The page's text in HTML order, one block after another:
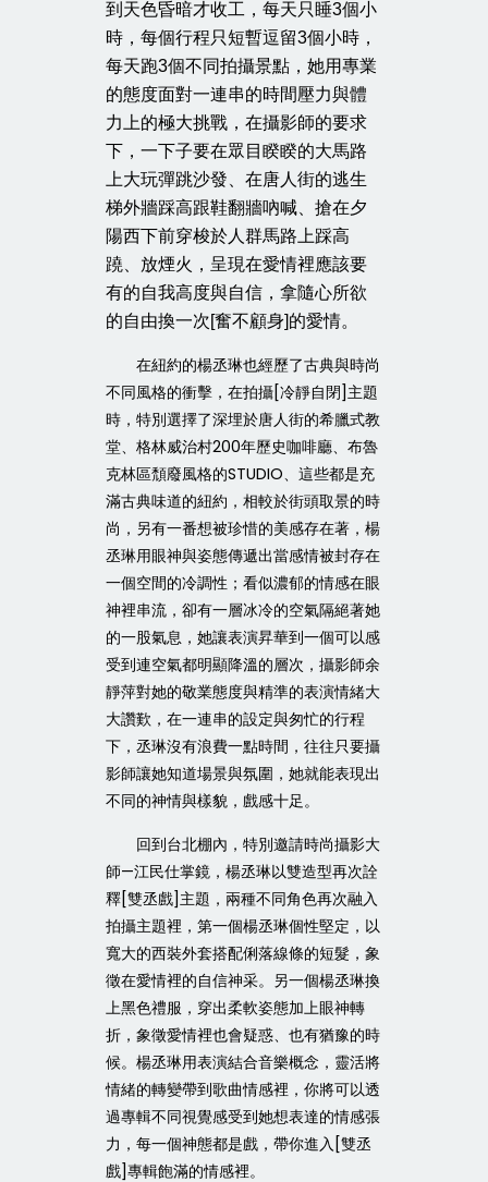
到天色昏暗才收工，每天只睡3個小
時，每個行程只短暫逗留3個小時，
每天跑3個不同拍攝景點，她用專業
的態度面對一連串的時間壓力與體
力上的極大挑戰，在攝影師的要求
下，一下子要在眾目睽睽的大馬路
上大玩彈跳沙發、在唐人街的逃生
梯外牆踩高跟鞋翻牆吶喊、搶在夕
陽西下前穿梭於人群馬路上踩高
蹺、放煙火，呈現在愛情裡應該要
有的自我高度與自信，拿隨心所欲
的自由換一次[奮不顧身]的愛情。
在紐約的楊丞琳也經歷了古典與時尚
不同風格的衝擊，在拍攝[冷靜自閉]主題
時，特別選擇了深埋於唐人街的希臘式教
堂、格林威治村200年歷史咖啡廳、布魯
克林區頹廢風格的STUDIO、這些都是充
滿古典味道的紐約，相較於街頭取景的時
尚，另有一番想被珍惜的美感存在著，楊
丞琳用眼神與姿態傳遞出當感情被封存在
一個空間的冷調性；看似濃郁的情感在眼
神裡串流，卻有一層冰冷的空氣隔絕著她
的一股氣息，她讓表演昇華到一個可以感
受到連空氣都明顯降溫的層次，攝影師余
靜萍對她的敬業態度與精準的表演情緒大
大讚歎，在一連串的設定與匆忙的行程
下，丞琳沒有浪費一點時間，往往只要攝
影師讓她知道場景與氛圍，她就能表現出
不同的神情與樣貌，戲感十足。
回到台北棚內，特別邀請時尚攝影大
師—江民仕掌鏡，楊丞琳以雙造型再次詮
釋[雙丞戲]主題，兩種不同角色再次融入
拍攝主題裡，第一個楊丞琳個性堅定，以
寬大的西裝外套搭配俐落線條的短髮，象
徵在愛情裡的自信神采。另一個楊丞琳換
上黑色禮服，穿出柔軟姿態加上眼神轉
折，象徵愛情裡也會疑惑、也有猶豫的時
候。楊丞琳用表演結合音樂概念，靈活將
情緒的轉變帶到歌曲情感裡，你將可以透
過專輯不同視覺感受到她想表達的情感張
力，每一個神態都是戲，帶你進入[雙丞
戲]專輯飽滿的情感裡。